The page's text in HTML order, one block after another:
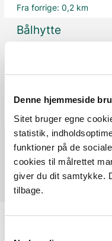
Denne hjemmeside
Sitet bruger egne
statistik,
funktioner på de
cookies til målrettet
giver du dit samtykke.
tilbage.
Fra forrige:0,2 km
Bålhytte
Toilet
Fra forrige: 0,2 km
Mål
Fra forrige:0,1 km